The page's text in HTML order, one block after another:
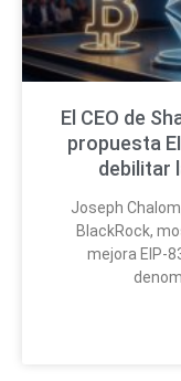
El CEO de
propuesta
debilitar
Joseph
BlackRock,
mejora EIP-